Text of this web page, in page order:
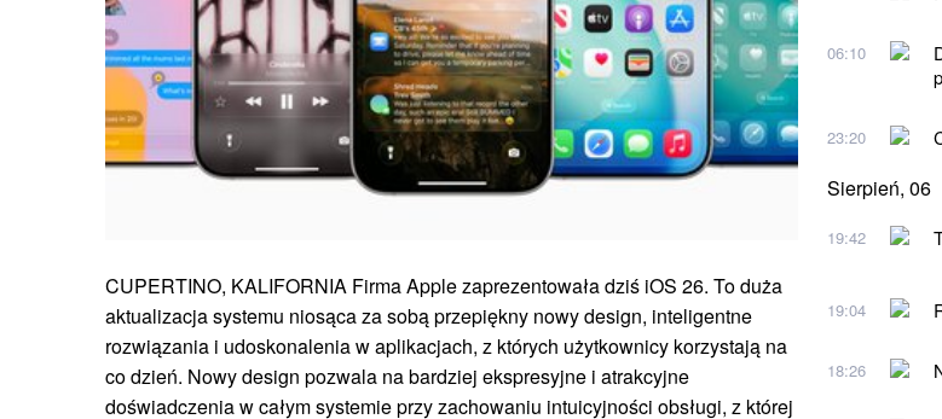
CUPERTINO, KALIFORNIA Firma Apple zaprezentowała dziś iOS 26. To duża
aktualizacja systemu niosąca za sobą przepiękny nowy design, inteligentne
rozwiązania i udoskonalenia w aplikacjach, z których użytkownicy korzystają na
co dzień. Nowy design pozwala na bardziej ekspresyjne i atrakcyjne
doświadczenia w całym systemie przy zachowaniu intuicyjności obsługi, z której
06:10
23:20
Sierpień, 06
19:42
19:04
18:26